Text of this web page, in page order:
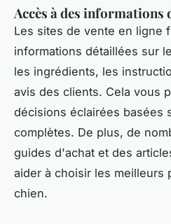
Accès à des informations
Les sites de vente en ligne
informations détaillées sur
les ingrédients, les
avis des clients. Cela vous
décisions éclairées basées
complètes. De plus, de
guides d'achat et des
aider à choisir les meilleurs
chien.